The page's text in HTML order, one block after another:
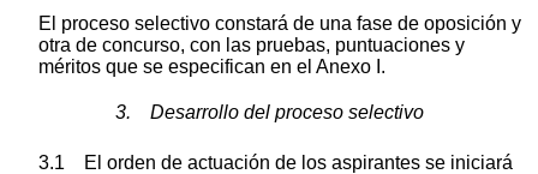
El proceso selectivo constará de una fase de oposición y
otra de concurso, con las pruebas, puntuaciones y
méritos que se especifican en el Anexo I.
3. Desarrollo del proceso selectivo
3.1 El orden de actuación de los aspirantes se iniciará